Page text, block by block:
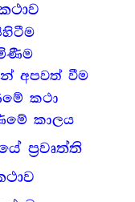
අපවත් වීම
කථා
කාලය
ප්‍රවෘත්ති